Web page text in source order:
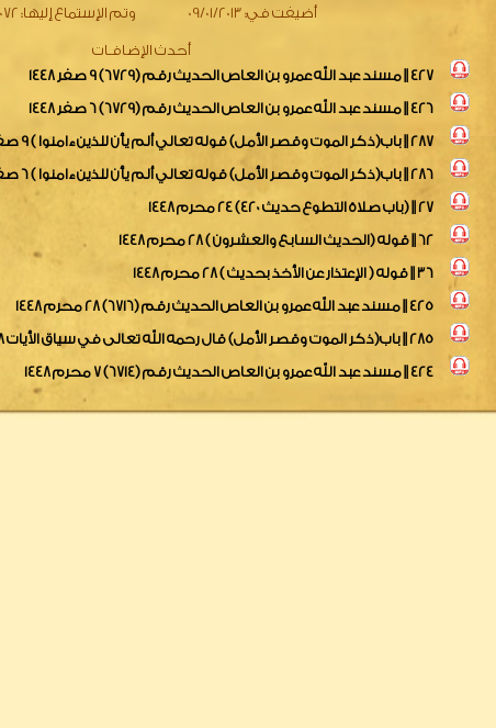
أضيفت في: 09/01/2013 وتم الإستماع إليها:2072
أحدث الإضافـات
427 || مسند عبد الله عمرو بن العاص الحديث رقم (6729) 9 صفر 1448
426 || مسند عبد الله عمرو بن العاص الحديث رقم (6729) 6 صفر 1448
287 || باب(ذكر الموت وقصر الأمل) قوله تعالي ألم يأن للذين ءامنوا ) 9 صفر 1448
286 || باب(ذكر الموت وقصر الأمل) قوله تعالي ألم يأن للذين ءامنوا ) 6 صفر 1448
27 || (باب صلاة التطوع حديث 420) 24 محرم 1448
62 || قوله (الحديث السابع والعشرون ) 28 محرم 1448
36 || قوله ( الإعتذار عن الأخذ بحديث ) 28 محرم 1448
425 || مسند عبد الله عمرو بن العاص الحديث رقم (6716) 28 محرم 1448
285 || باب(ذكر الموت وقصر الأمل) قال رحمه الله تعالى في سياق الأيات 28 محرم 1448
424 || مسند عبد الله عمرو بن العاص الحديث رقم (6714) 7 محرم 1448